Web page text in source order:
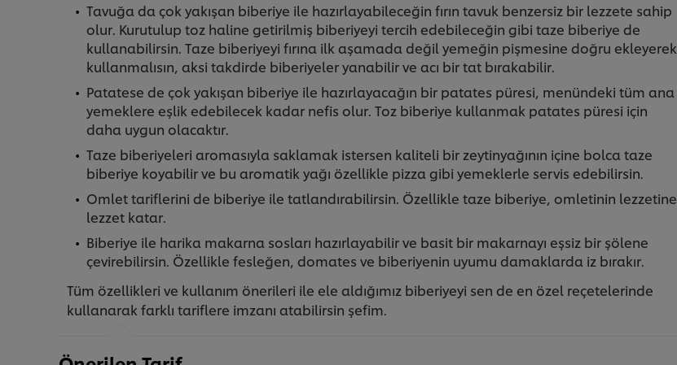
Tavuğa da çok yakışan biberiye ile hazırlayabileceğin fırın tavuk benzersiz bir lezzete sahip
olur. Kurutulup toz haline getirilmiş biberiyeyi tercih edebileceğin gibi taze biberiye de
kullanabilirsin. Taze biberiyeyi fırına ilk aşamada değil yemeğin pişmesine doğru ekleyerek
kullanmalısın, aksi takdirde biberiyeler yanabilir ve acı bir tat bırakabilir.
Patatese de çok yakışan biberiye ile hazırlayacağın bir patates püresi, menündeki tüm ana
yemeklere eşlik edebilecek kadar nefis olur. Toz biberiye kullanmak patates püresi için
daha uygun olacaktır.
Taze biberiyeleri aromasıyla saklamak istersen kaliteli bir zeytinyağının içine bolca taze
biberiye koyabilir ve bu aromatik yağı özellikle pizza gibi yemeklerle servis edebilirsin.
Omlet tariflerini de biberiye ile tatlandırabilirsin. Özellikle taze biberiye, omletinin lezzetine
lezzet katar.
Biberiye ile harika makarna sosları hazırlayabilir ve basit bir makarnayı eşsiz bir şölene
çevirebilirsin. Özellikle fesleğen, domates ve biberiyenin uyumu damaklarda iz bırakır.
Tüm özellikleri ve kullanım önerileri ile ele aldığımız biberiyeyi sen de en özel reçetelerinde
kullanarak farklı tariflere imzanı atabilirsin şefim.